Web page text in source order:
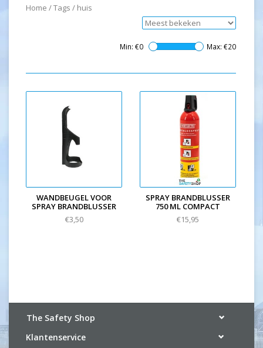
Home /Tags / huis
Min: €0 Max: €20
WANDBEUGEL VOOR
SPRAY BRANDBLUSSER
€3,50
SPRAY BRANDBLUSSER
750 ML COMPACT
€15,95
The Safety Shop
Klantenservice